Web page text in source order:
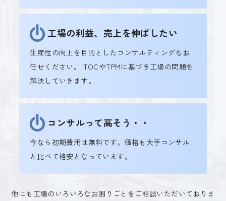
工場の利益、売上を伸ばしたい
生産性の向上を目的としたコンサルティングもお
任せください。
TOCやTPMに基づき工場の問題を
解決していきます。
コンサルって高そう・・
今なら初期費用は無料です。価格も大手コンサル
と比べて格安となっています。
他にも工場のいろいろなお困りごとをご相談いただいておりま